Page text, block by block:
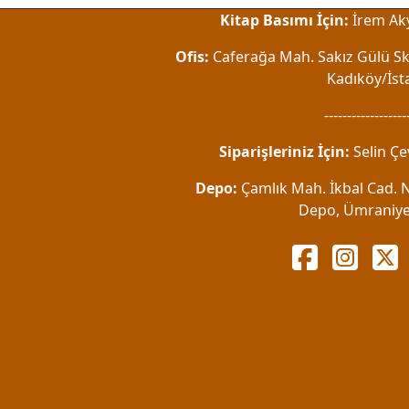
Kitap Basımı İçin: İrem
Ofis: Caferağa Mah. Sakız Gülü
Kadıköy/
Siparişleriniz İçin: Selin
Depo: Çamlık Mah. İkbal Cad.
Depo,